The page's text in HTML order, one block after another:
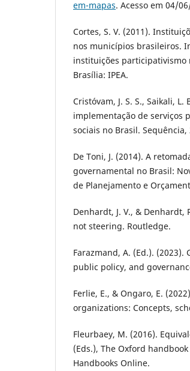
em-mapas. Acesso em 04/
Cortes, S. V. (2011).
nos municípios brasileiros.
instituições participativismo
Brasília: IPEA.
Cristóvam, J. S. S., Saikali,
implementação de serviços
sociais no Brasil. Sequência,
De Toni, J. (2014). A
governamental no Brasil:
de Planejamento e
Denhardt, J. V., & Denhardt,
not steering. Routledge.
Farazmand, A. (Ed.).
public policy, and
Ferlie, E., & Ongaro, E.
organizations: Concepts,
Fleurbaey, M. (2016).
(Eds.), The Oxford
Handbooks Online.